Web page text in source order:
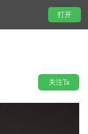
打开
关注Ta